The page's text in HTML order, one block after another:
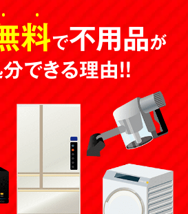
料で不用品が
できる理由！！